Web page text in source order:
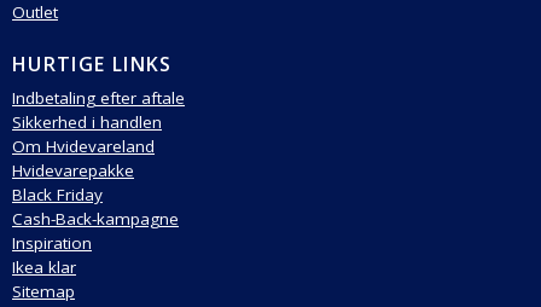
Outlet
HURTIGE LINKS
Indbetaling efter aftale
Sikkerhed i handlen
Om Hvidevareland
Hvidevarepakke
Black Friday
Cash-Back-kampagne
Inspiration
Ikea klar
Sitemap